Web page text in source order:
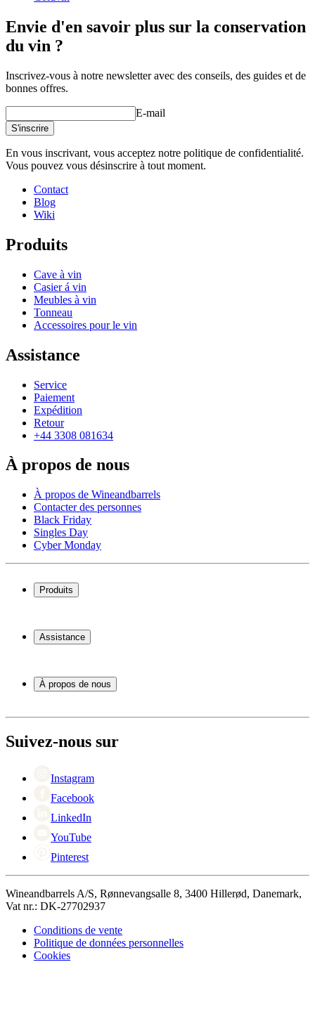
Envie d'en savoir plus sur la conservation
du vin ?
Inscrivez-vous à notre newsletter avec des conseils, des guides et de
bonnes offres.
E-mail
S'inscrire
En vous inscrivant, vous acceptez notre politique de confidentialité.
Vous pouvez vous désinscrire à tout moment.
Contact
Blog
Wiki
Produits
Cave à vin
Casier á vin
Meubles à vin
Tonneau
Accessoires pour le vin
Assistance
Service
Paiement
Expédition
Retour
+44 3308 081634
À propos de nous
À propos de Wineandbarrels
Contacter des personnes
Black Friday
Singles Day
Cyber Monday
Produits
Casier á vin
Meubles à vin
Assistance
Paiement
Expédition
+44 3308 081634
À propos de nous
Black Friday
Singles Day
Suivez-nous sur
Instagram
Facebook
LinkedIn
YouTube
Pinterest
Wineandbarrels A/S, Rønnevangsalle 8, 3400 Hillerød, Danemark,
Vat nr.: DK-27702937
Conditions de vente
Politique de données personnelles
Cookies